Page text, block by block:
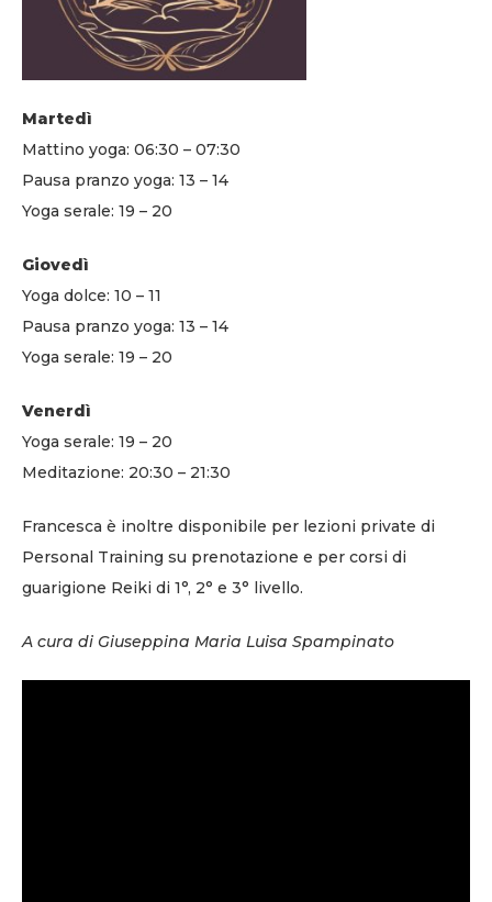
Martedì
Mattino yoga: 06:30 – 07:30
Pausa pranzo yoga: 13 – 14
Yoga serale: 19 – 20
Giovedì
Yoga dolce: 10 – 11
Pausa pranzo yoga: 13 – 14
Yoga serale: 19 – 20
Venerdì
Yoga serale: 19 – 20
Meditazione: 20:30 – 21:30
Francesca è inoltre disponibile per lezioni private di
Personal Training su prenotazione e per corsi di
guarigione Reiki di 1°, 2° e 3° livello.
A cura di Giuseppina Maria Luisa Spampinato